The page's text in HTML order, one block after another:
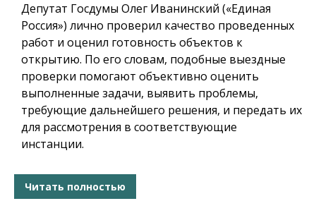
Депутат Госдумы Олег Иванинский («Единая
Россия») лично проверил качество проведенных
работ и оценил готовность объектов к
открытию. По его словам, подобные выездные
проверки помогают объективно оценить
выполненные задачи, выявить проблемы,
требующие дальнейшего решения, и передать их
для рассмотрения в соответствующие
инстанции.
Читать полностью